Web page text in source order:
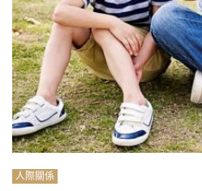
人際關係